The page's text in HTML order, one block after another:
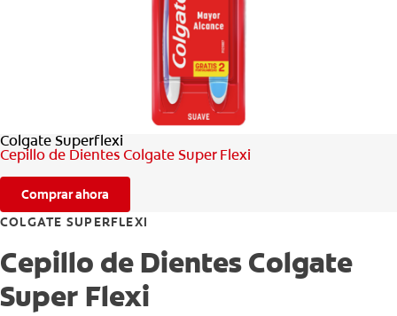
CORRESPONDENCIA DE PRODUCTOS
Colgate Superflexi
Cepillo de Dientes Colgate Super Flexi
Comprar ahora
COLGATE SUPERFLEXI
Cepillo de Dientes Colgate
Super Flexi